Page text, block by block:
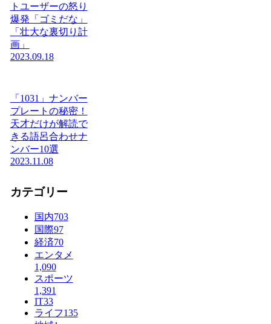
トユーザーの怒り
爆発「ゴミだな」
「壮大な裏切り計
画」
2023.09.18
「1031」ナンバー
プレートの秘密！
天才だけが解読で
きる語呂合わせナ
ンバー10選
2023.11.08
カテゴリー
国内703
国際97
経済70
エンタメ
1,090
スポーツ
1,391
IT33
ライフ135